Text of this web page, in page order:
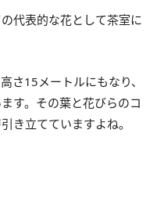
代表的な花として茶室に
さ15メートルにもなり、
す。その葉と花びらのコ
き立てていますよね。